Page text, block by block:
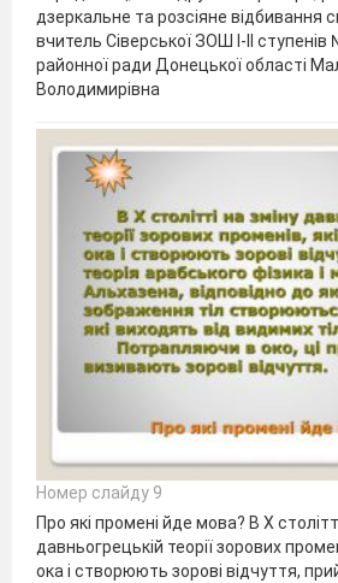
дзеркальне та розсіяне відбивання
вчитель Сіверської ЗОШ І-ІІ
районної ради Донецької області
Володимирівна
Номер слайду 9
Про які промені йде мова? В Х
давньогрецькій теорії зорових
ока і створюють зорові відчуття,